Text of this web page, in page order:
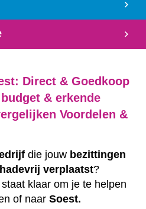
Direct & Goedkoop
& erkende
Voordelen &
die jouw bezittingen
verplaatst?
staat klaar om je te helpen
of naar Soest.